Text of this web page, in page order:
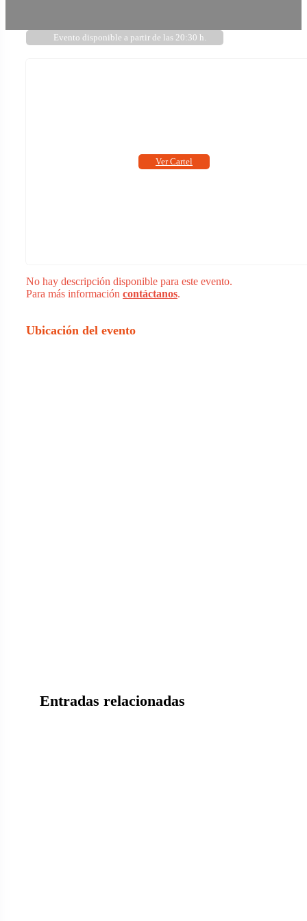
Evento disponible a partir de las 20:30 h.
No hay descripción disponible para este evento.
Para más información contáctanos.
Ver Cartel
Ubicación del evento
Entradas relacionadas